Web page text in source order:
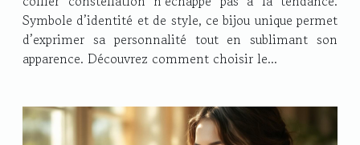
Symbole d’identité et de style, ce bijou unique permet
d’exprimer sa personnalité tout en sublimant son
apparence. Découvrez comment choisir le...